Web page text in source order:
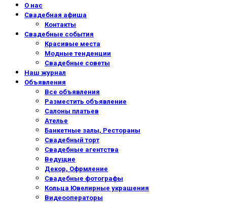
О нас
Свадебная афиша
Контакты
Свадебные события
Красивые места
Модные тенденции
Свадебные советы
Наш журнал
Объявления
Все объявления
Разместить объявление
Салоны платьев
Ателье
Банкетные залы, Рестораны
Свадебный торт
Свадебные агентства
Ведущие
Декор, Офрмление
Свадебные фотографы
Кольца Ювелирные украшения
Видеооператоры